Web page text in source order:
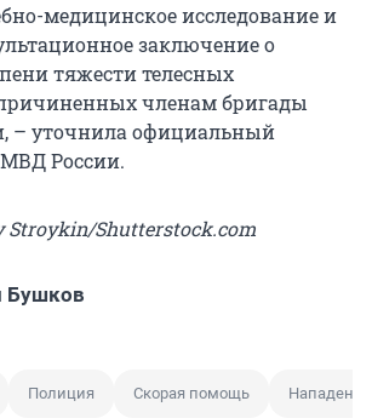
медицинское исследование и
заключение о
тяжести телесных
членам бригады
– уточнила официальный
России.
Stroykin/Shutterstock.com
Бушков
Полиция Скорая помощь